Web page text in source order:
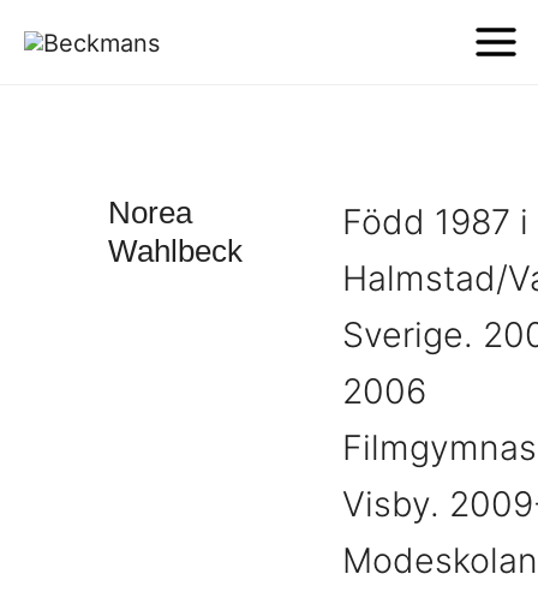
Norea
Wahlbeck
Född 1987 i
Halmstad/
Sverige.
2006
Visby.
Modeskolan